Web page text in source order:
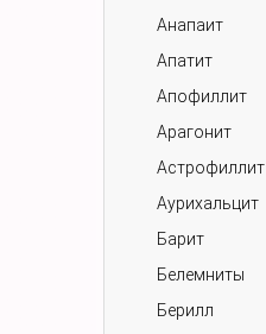
Анапаит
Апатит
Апофиллит
Арагонит
Астрофиллит
Аурихальцит
Барит
Белемниты
Берилл